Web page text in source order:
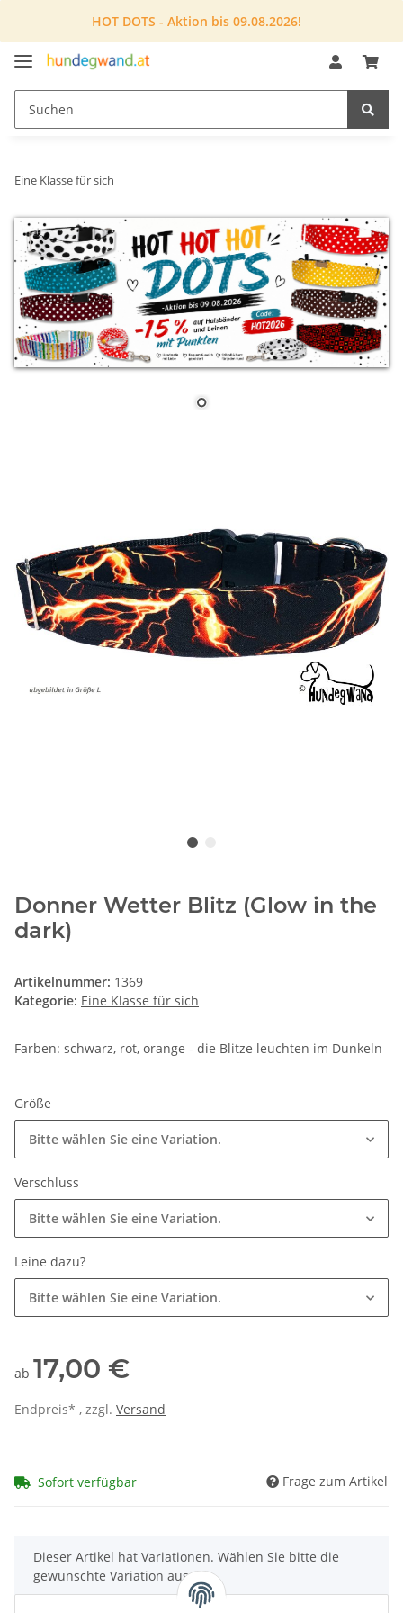
HOT DOTS - Aktion bis 09.08.2026!
Eine Klasse für sich
Donner Wetter Blitz (Glow in the
dark)
Artikelnummer: 1369
Kategorie: Eine Klasse für sich
Farben: schwarz, rot, orange - die Blitze leuchten im Dunkeln
Größe
Bitte wählen Sie eine Variation.
Verschluss
Bitte wählen Sie eine Variation.
Leine dazu?
Bitte wählen Sie eine Variation.
ab 17,00 €
Endpreis* , zzgl. Versand
Sofort verfügbar Frage zum Artikel
x
Dieser Artikel hat Variationen. Wählen Sie bitte die
gewünschte Variation aus.